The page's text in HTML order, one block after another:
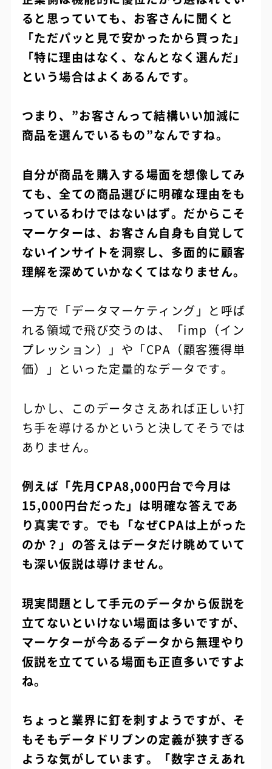
ると思っていても、お客さんに聞くと
「ただパッと見で安かったから買った」
「特に理由はなく、なんとなく選んだ」
という場合はよくあるんです。
つまり、”お客さんって結構いい加減に
商品を選んでいるもの”なんですね。
自分が商品を購入する場面を想像してみ
ても、全ての商品選びに明確な理由をも
っているわけではないはず。だからこそ
マーケターは、お客さん自身も自覚して
ないインサイトを洞察し、多面的に顧客
理解を深めていかなくてはなりません。
一方で「データマーケティング」と呼ば
れる領域で飛び交うのは、「imp（イン
プレッション）」や「CPA（顧客獲得単
価）」といった定量的なデータです。
しかし、このデータさえあれば正しい打
ち手を導けるかというと決してそうでは
ありません。
例えば「先月CPA8,000円台で今月は
15,000円台だった」は明確な答えであ
り真実です。でも「なぜCPAは上がった
のか？」の答えはデータだけ眺めていて
も深い仮説は導けません。
現実問題として手元のデータから仮説を
立てないといけない場面は多いですが、
マーケターが今あるデータから無理やり
仮説を立てている場面も正直多いですよ
ね。
ちょっと業界に釘を刺すようですが、そ
もそもデータドリブンの定義が狭すぎる
ような気がしています。「数字さえあれ